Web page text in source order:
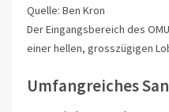
Quelle: Ben Kron
Der Eingangsbereich des
einer hellen, grosszügigen
Umfangreiches